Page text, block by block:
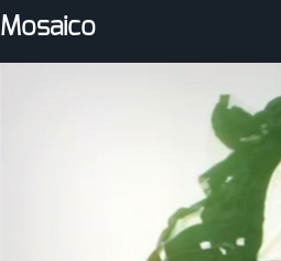
Mosaico